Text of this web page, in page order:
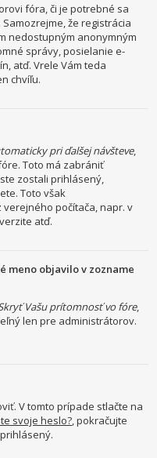
fóra, či je potrebné sa
že registrácia
nedostupným anonymným
správy, posielanie e-
atď. Vrele Vám teda
chvíľu.
pri ďalšej návšteve,
Toto má zabrániť
zostali prihlásený,
Toto však
počítača, napr. v
atď.
meno objavilo v zozname
Vašu prítomnosť vo fóre,
len pre administrátorov.
V tomto prípade stlačte na
svoje heslo?, pokračujte